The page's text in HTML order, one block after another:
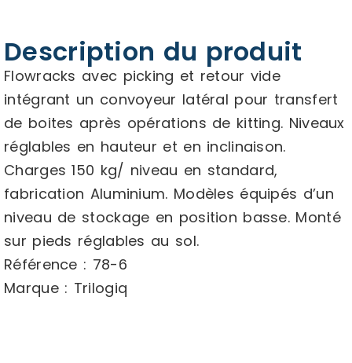
Description du produit
Flowracks avec picking et retour vide
intégrant un convoyeur latéral pour transfert
de boites après opérations de kitting. Niveaux
réglables en hauteur et en inclinaison.
Charges 150 kg/ niveau en standard,
fabrication Aluminium. Modèles équipés d’un
niveau de stockage en position basse. Monté
sur pieds réglables au sol.
Référence : 78-6
Marque : Trilogiq